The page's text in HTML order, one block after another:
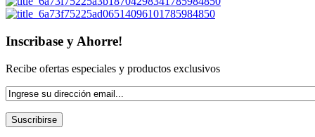
Inscribase y Ahorre!
Recibe ofertas especiales y productos exclusivos